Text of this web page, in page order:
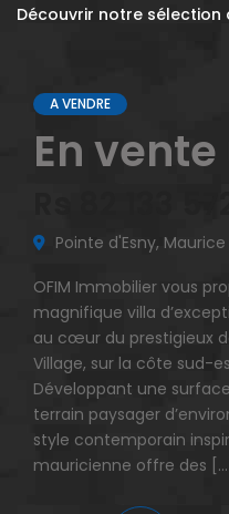
Découvrir notre sélection
A VENDRE
Pointe d'Esny, Maurice
OFIM Immobilier vous
magnifique villa
au cœur du prestigieux
Village, sur la côte sud-
Développant une
terrain paysager
style contemporain
mauricienne offre des […]